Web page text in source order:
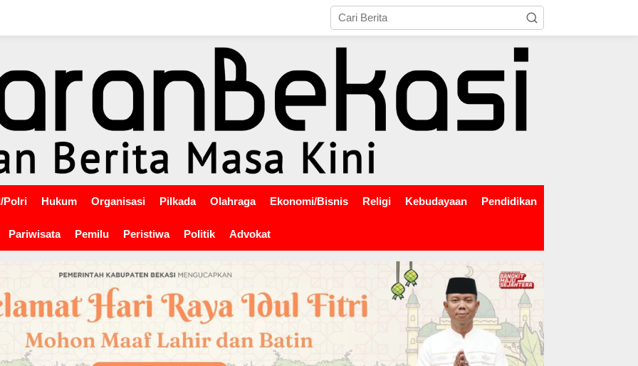
Polri Hukum Organisasi Pilkada Olahraga Ekonomi/Bisnis Religi Kebudayaan Pendidikan
Pariwisata Pemilu Peristiwa Politik Advokat